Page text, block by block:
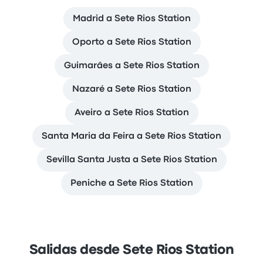
Madrid a Sete Rios Station
Oporto a Sete Rios Station
Guimarães a Sete Rios Station
Nazaré a Sete Rios Station
Aveiro a Sete Rios Station
Santa Maria da Feira a Sete Rios Station
Sevilla Santa Justa a Sete Rios Station
Peniche a Sete Rios Station
Salidas desde Sete Rios Station